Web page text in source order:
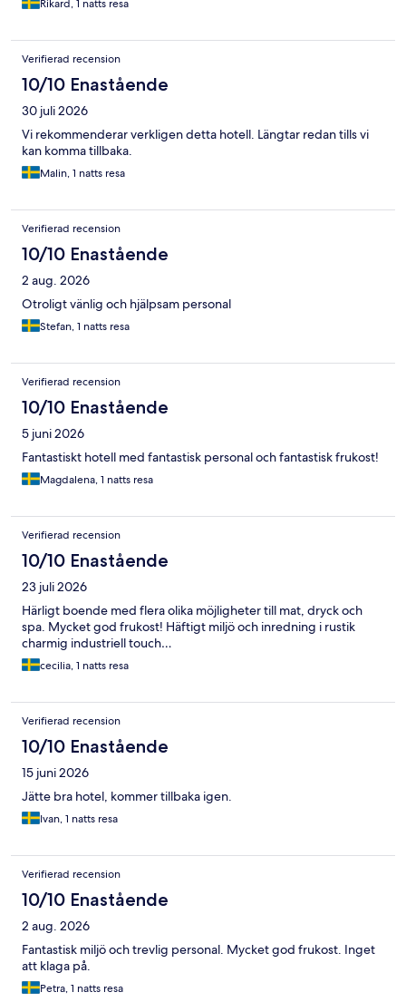
Rikard, 1 natts resa
Verifierad recension
10/10 Enastående
30 juli 2026
Vi rekommenderar verkligen detta hotell. Längtar redan tills vi
kan komma tillbaka.
Malin, 1 natts resa
Verifierad recension
10/10 Enastående
2 aug. 2026
Otroligt vänlig och hjälpsam personal
Stefan, 1 natts resa
Verifierad recension
10/10 Enastående
5 juni 2026
Fantastiskt hotell med fantastisk personal och fantastisk frukost!
Magdalena, 1 natts resa
Verifierad recension
10/10 Enastående
23 juli 2026
Härligt boende med flera olika möjligheter till mat, dryck och
spa. Mycket god frukost! Häftigt miljö och inredning i rustik
charmig industriell touch…
cecilia, 1 natts resa
Verifierad recension
10/10 Enastående
15 juni 2026
Jätte bra hotel, kommer tillbaka igen.
Ivan, 1 natts resa
Verifierad recension
10/10 Enastående
2 aug. 2026
Fantastisk miljö och trevlig personal. Mycket god frukost. Inget
att klaga på.
Petra, 1 natts resa